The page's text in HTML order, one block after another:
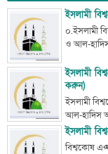
ইসলামী
০.ইসলামী
ও আল-
ইসলামী
করুন)
ইসলামী
আল-হাদিস
ইসলামী
বিশ্বকোষ